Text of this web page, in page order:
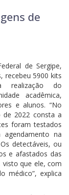
de
de Sergipe,
recebeu 5900 kits
realização do
acadêmica,
e alunos. “No
2022 consta a
foram testados
na
detectáveis, ou
e afastados das
visto que ele, com
médico”, explica